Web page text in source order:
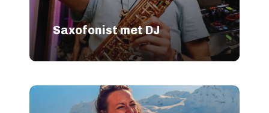
Saxofonist met DJ